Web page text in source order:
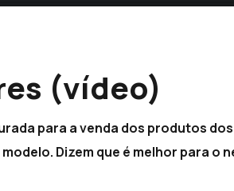
(vídeo)
para a venda dos produtos
Dizem que é melhor para o